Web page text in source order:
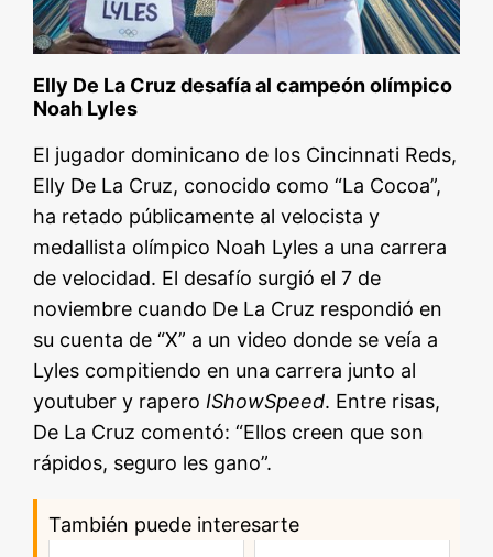
Elly De La Cruz desafía al campeón olímpico
Noah Lyles
El jugador dominicano de los Cincinnati Reds,
Elly De La Cruz, conocido como “La Cocoa”,
ha retado públicamente al velocista y
medallista olímpico Noah Lyles a una carrera
de velocidad. El desafío surgió el 7 de
noviembre cuando De La Cruz respondió en
su cuenta de “X” a un video donde se veía a
Lyles compitiendo en una carrera junto al
youtuber y raperoIShowSpeed. Entre risas,
De La Cruz comentó: “Ellos creen que son
rápidos, seguro les gano”.
También puede interesarte